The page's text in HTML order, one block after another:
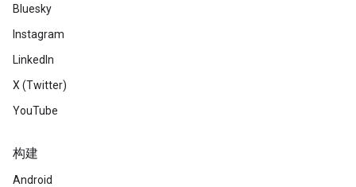
Bluesky
Instagram
LinkedIn
X (Twitter)
YouTube
构建
Android